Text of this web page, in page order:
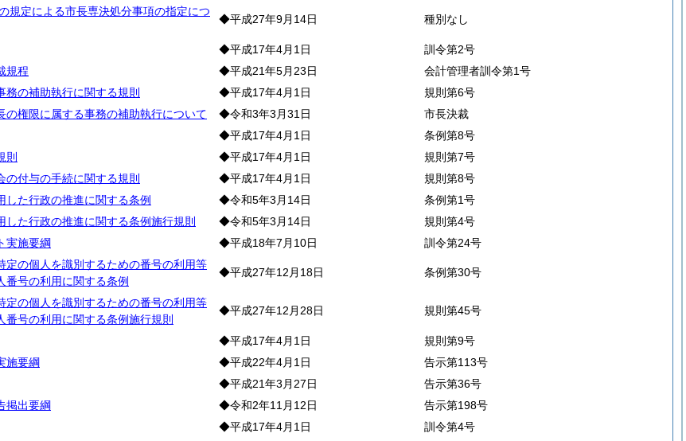
規定による市長専決処分事項の指定につ
◆平成27年9月14日 種別なし
◆平成17年4月1日
訓令第2号
規程
◆平成21年5月23日
会計管理者訓令第1号
の補助執行に関する規則
◆平成17年4月1日
規則第6号
の権限に属する事務の補助執行について
◆令和3年3月31日
市長決裁
◆平成17年4月1日
条例第8号
則
◆平成17年4月1日
規則第7号
付与の手続に関する規則
◆平成17年4月1日
規則第8号
した行政の推進に関する条例
◆令和5年3月14日
条例第1号
た行政の推進に関する条例施行規則
◆令和5年3月14日
規則第4号
実施要綱
◆平成18年7月10日
訓令第24号
定の個人を識別するための番号の利用等
番号の利用に関する条例
◆平成27年12月18日 条例第30号
定の個人を識別するための番号の利用等
番号の利用に関する条例施行規則
◆平成27年12月28日 規則第45号
◆平成17年4月1日
規則第9号
施要綱
◆平成22年4月1日
告示第113号
◆平成21年3月27日
告示第36号
掲出要綱
◆令和2年11月12日
告示第198号
◆平成17年4月1日
訓令第4号